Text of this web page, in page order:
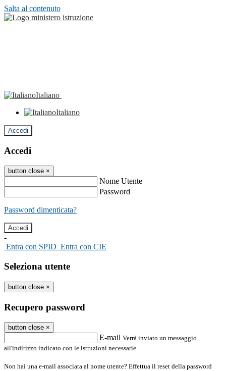
Salta al contenuto
Italiano
Italiano
Accedi
Accedi
button close ×
Nome Utente
Password
Password dimenticata?
-
Entra con SPID Entra con CIE
Seleziona utente
button close ×
Recupero password
button close ×
E-mail Verrà inviato un messaggio
all'indirizzo indicato con le istruzioni necessarie.
Non hai una e-mail associata al nome utente? Effettua il reset della password